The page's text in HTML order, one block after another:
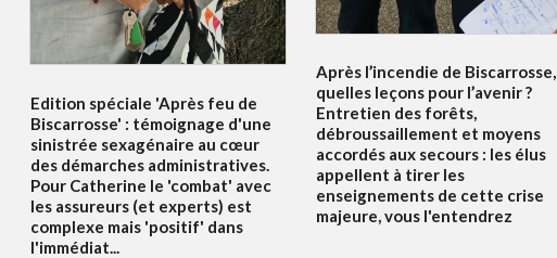
Edition spéciale 'Après feu de
Biscarrosse' : témoignage d'une
sinistrée sexagénaire au cœur
des démarches administratives.
Pour Catherine le 'combat' avec
les assureurs (et experts) est
complexe mais 'positif' dans
l'immédiat...
Après l’incendie de Biscarrosse,
quelles leçons pour l’avenir ?
Entretien des forêts,
débroussaillement et moyens
accordés aux secours : les élus
appellent à tirer les
enseignements de cette crise
majeure, vous l'entendrez